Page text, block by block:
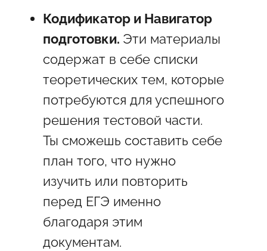
Кодификатор и Навигатор
подготовки. Эти материалы
содержат в себе списки
теоретических тем, которые
потребуются для успешного
решения тестовой части.
Ты сможешь составить себе
план того, что нужно
изучить или повторить
перед ЕГЭ именно
благодаря этим
документам.